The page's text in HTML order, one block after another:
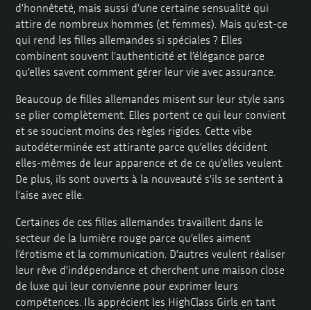
d’honnêteté, mais aussi d’une certaine sensualité qui
attire de nombreux hommes (et femmes). Mais qu’est-ce
qui rend les filles allemandes si spéciales ? Elles
combinent souvent l’authenticité et l’élégance parce
qu’elles savent comment gérer leur vie avec assurance.
Beaucoup de filles allemandes misent sur leur style sans
se plier complètement. Elles portent ce qui leur convient
et se soucient moins des règles rigides. Cette vibe
autodéterminée est attirante parce qu’elles décident
elles-mêmes de leur apparence et de ce qu’elles veulent.
De plus, ils sont ouverts à la nouveauté s’ils se sentent à
l’aise avec elle.
Certaines de ces filles allemandes travaillent dans le
secteur de la lumière rouge parce qu’elles aiment
l’érotisme et la communication. D’autres veulent réaliser
leur rêve d’indépendance et cherchent une maison close
de luxe qui leur convienne pour exprimer leurs
compétences. Ils apprécient les HighClass Girls en tant